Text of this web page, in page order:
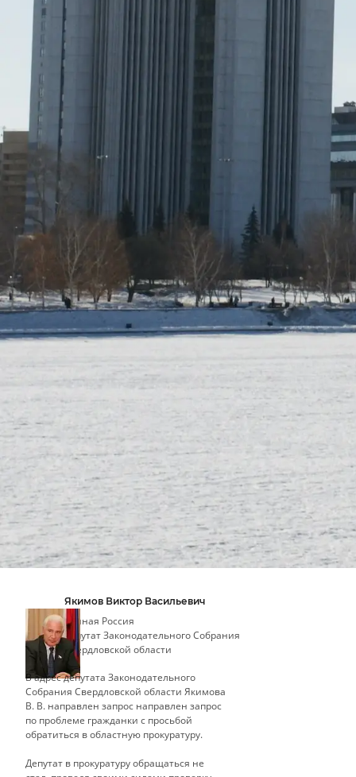
Единая Россия
депутат Законодательного Собрания
Свердловской области
В адрес депутата Законодательного
Собрания Свердловской области Якимова
В. В. направлен запрос направлен запрос
по проблеме гражданки с просьбой
обратиться в областную прокуратуру.
​Депутат в прокуратуру обращаться не
Якимов Виктор Васильевич